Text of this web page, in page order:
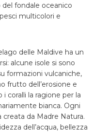
fondale oceanico
multicolori e
delle Maldive ha un
alcune isole si sono
formazioni vulcaniche,
frutto dell’erosione e
coralli la ragione per la
bianca. Ogni
creata da Madre Natura.
dell’acqua, bellezza